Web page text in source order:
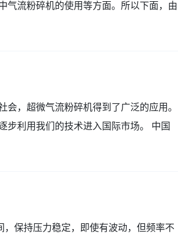
气流粉碎机的使用等方面。所以下面，由
，超微气流粉碎机得到了广泛的应用。
步利用我们的技术进入国际市场。 中国
，保持压力稳定，即使有波动，但频率不